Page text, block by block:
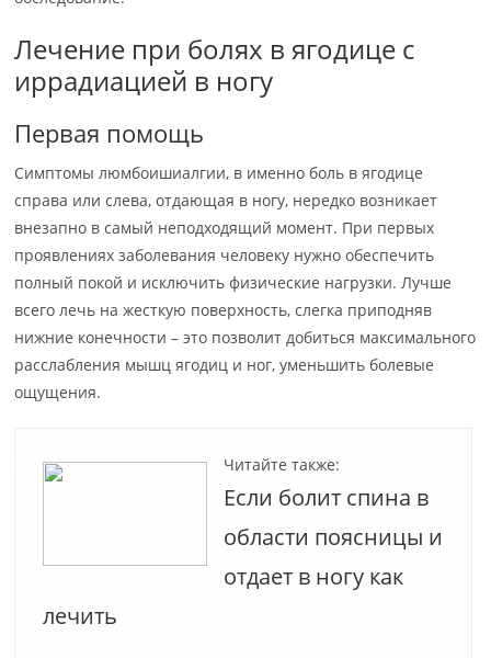
Лечение при болях в ягодице с
иррадиацией в ногу
Первая помощь
Симптомы люмбоишиалгии, в именно боль в ягодице
справа или слева, отдающая в ногу, нередко возникает
внезапно в самый неподходящий момент. При первых
проявлениях заболевания человеку нужно обеспечить
полный покой и исключить физические нагрузки. Лучше
всего лечь на жесткую поверхность, слегка приподняв
нижние конечности – это позволит добиться максимального
расслабления мышц ягодиц и ног, уменьшить болевые
ощущения.
Читайте также:
Если болит спина в
области поясницы и
отдает в ногу как
лечить